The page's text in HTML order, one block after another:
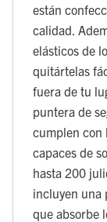
están
calidad.
elásticos de
quitártelas
fuera de tu
puntera de
cumplen con
capaces de
hasta 200
incluyen una
que absorbe